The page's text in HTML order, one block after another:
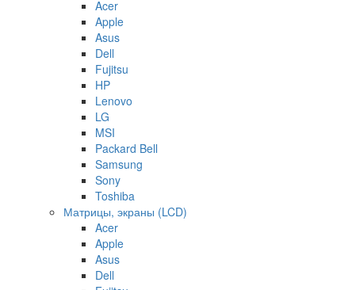
Acer
Apple
Asus
Dell
Fujitsu
HP
Lenovo
LG
MSI
Packard Bell
Samsung
Sony
Toshiba
Матрицы, экраны (LCD)
Acer
Apple
Asus
Dell